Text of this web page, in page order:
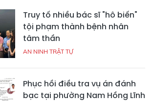
Truy tố nhiều bác sĩ "hô biến"
tội phạm thành bệnh nhân
tâm thần
AN NINH TRẬT TỰ
Phục hồi điều tra vụ án đánh
bạc tại phường Nam Hồng Lĩnh